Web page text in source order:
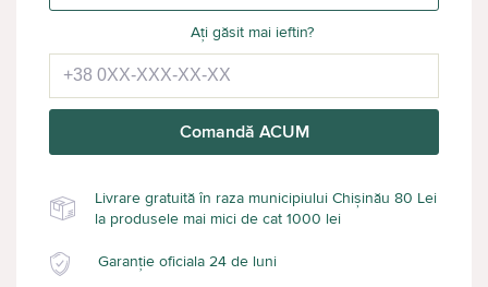
Ați găsit mai ieftin?
Comandă ACUM
Livrare gratuită în raza municipiului Chișinău 80 Lei
la produsele mai mici de cat 1000 lei
Garanție oficiala 24 de luni